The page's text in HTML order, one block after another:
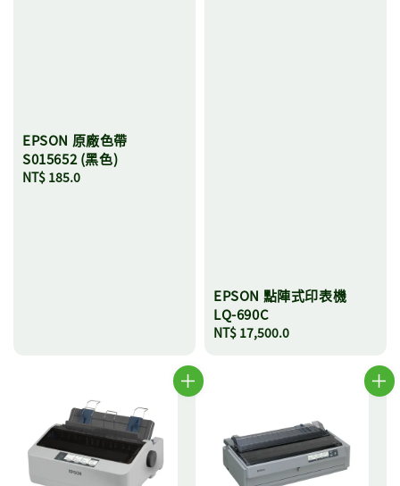
EPSON 原廠色帶
S015652 (黑色)
Regular
NT$ 185.0
EPSON 點陣式印表機
LQ-690C
Regular
NT$ 17,500.0